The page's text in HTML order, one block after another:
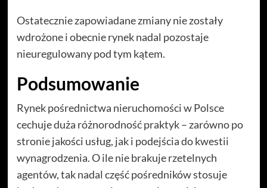
Ostatecznie zapowiadane zmiany nie zostały
wdrożone i obecnie rynek nadal pozostaje
nieuregulowany pod tym kątem.
Podsumowanie
Rynek pośrednictwa nieruchomości w Polsce
cechuje duża różnorodność praktyk – zarówno po
stronie jakości usług, jak i podejścia do kwestii
wynagrodzenia. O ile nie brakuje rzetelnych
agentów, tak nadal część pośredników stosuje